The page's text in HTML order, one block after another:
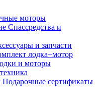
моторы
Спассредства и
и запчасти
лодка+мотор
и моторы
Подарочные сертификаты